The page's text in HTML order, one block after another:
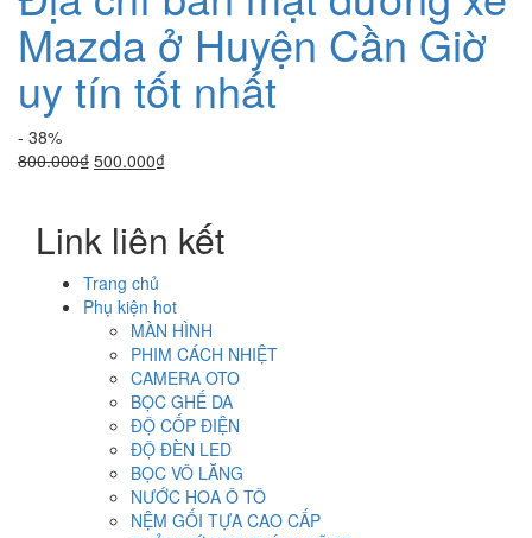
Mazda ở Huyện Cần Giờ
uy tín tốt nhất
- 38%
800.000₫ Giá
800.000₫.
500.000₫Giá
là:
500.000₫.
Link liên kết
Trang chủ
Phụ kiện hot
MÀN HÌNH
PHIM CÁCH NHIỆT
CAMERA OTO
BỌC GHẾ DA
ĐỘ CỐP ĐIỆN
ĐỘ ĐÈN LED
BỌC VÔ LĂNG
NƯỚC HOA Ô TÔ
NỆM GỐI TỰA CAO CẤP